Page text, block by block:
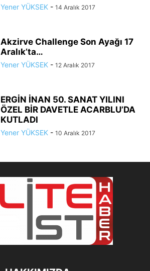
Yener YÜKSEK - 14 Aralık 2017
Akzirve Challenge Son Ayağı 17
Aralık’ta…
Yener YÜKSEK - 12 Aralık 2017
ERGİN İNAN 50. SANAT YILINI
ÖZEL BİR DAVETLE ACARBLU’DA
KUTLADI
Yener YÜKSEK - 10 Aralık 2017